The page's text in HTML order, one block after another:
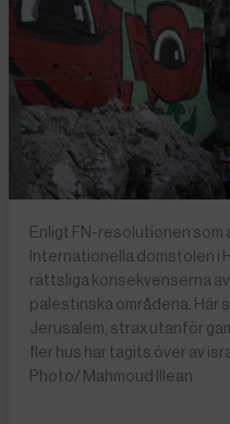
Enligt FN-resolutionen som
Internationella domstolen i
rättsliga konsekvenserna
palestinska områdena. Här
Jerusalem, strax utanför
fler hus har tagits över av
Photo/ Mahmoud Illean